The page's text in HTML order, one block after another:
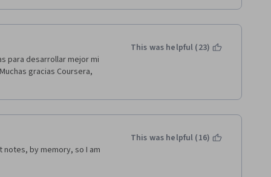
para desarrollar mejor mi
gracias Coursera,
This was helpful (23)
notes, by memory, so I am
This was helpful (16)